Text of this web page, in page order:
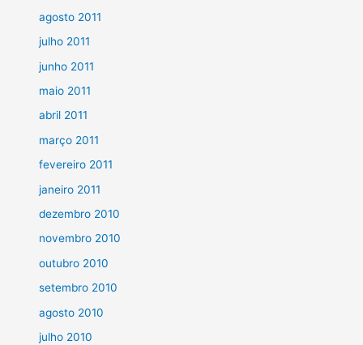
agosto 2011
julho 2011
junho 2011
maio 2011
abril 2011
março 2011
fevereiro 2011
janeiro 2011
dezembro 2010
novembro 2010
outubro 2010
setembro 2010
agosto 2010
julho 2010